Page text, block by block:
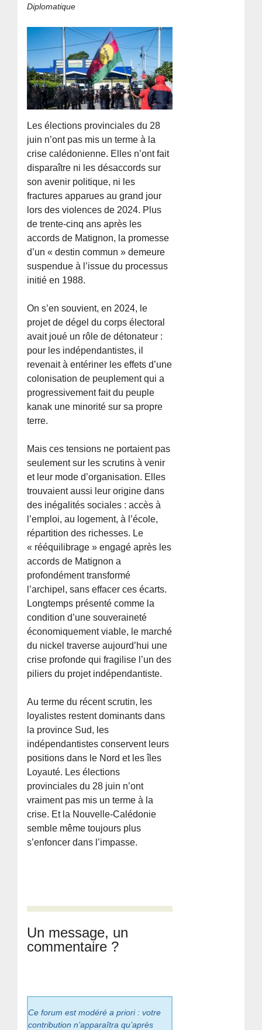
Diplomatique
Les élections provinciales du 28
juin n’ont pas mis un terme à la
crise calédonienne. Elles n’ont fait
disparaître ni les désaccords sur
son avenir politique, ni les
fractures apparues au grand jour
lors des violences de 2024. Plus
de trente-cinq ans après les
accords de Matignon, la promesse
d’un « destin commun » demeure
suspendue à l’issue du processus
initié en 1988.
On s’en souvient, en 2024, le
projet de dégel du corps électoral
avait joué un rôle de détonateur :
pour les indépendantistes, il
revenait à entériner les effets d’une
colonisation de peuplement qui a
progressivement fait du peuple
kanak une minorité sur sa propre
terre.
Mais ces tensions ne portaient pas
seulement sur les scrutins à venir
et leur mode d’organisation. Elles
trouvaient aussi leur origine dans
des inégalités sociales : accès à
l’emploi, au logement, à l’école,
répartition des richesses. Le
« rééquilibrage » engagé après les
accords de Matignon a
profondément transformé
l’archipel, sans effacer ces écarts.
Longtemps présenté comme la
condition d’une souveraineté
économiquement viable, le marché
du nickel traverse aujourd’hui une
crise profonde qui fragilise l’un des
piliers du projet indépendantiste.
Au terme du récent scrutin, les
loyalistes restent dominants dans
la province Sud, les
indépendantistes conservent leurs
positions dans le Nord et les îles
Loyauté. Les élections
provinciales du 28 juin n’ont
vraiment pas mis un terme à la
crise. Et la Nouvelle-Calédonie
semble même toujours plus
s’enfoncer dans l’impasse.
Un message, un
commentaire ?
Ce forum est modéré a priori : votre
contribution n’apparaîtra qu’après